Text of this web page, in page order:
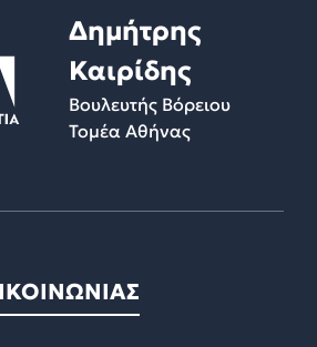
Δημήτρης
Καιρίδης
Βουλευτής Βόρειου
Τομέα Αθήνας